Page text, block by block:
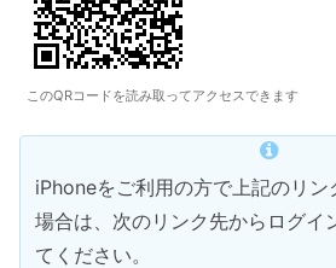
このQRコードを読み取ってアクセスできます
iPhoneをご利用の方で上記のリン
場合は、次のリンク先からログイ
てください。